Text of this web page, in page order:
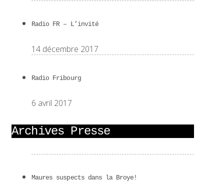
Radio FR – L’invité
14 décembre 2017
Radio Fribourg
6 avril 2017
Archives Presse
Maures suspects dans la Broye!